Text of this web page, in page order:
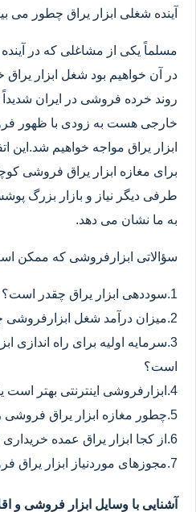
آینده شغلی ابزار یراق چطور می
مسلماً یکی از مشاغلی که در
در آن خواهیم بود شغل ابزار یراق
روند خرده فروشی در ایران شدیداً
خارجی هست به زودی با ظهور
ابزار یراق مواجه خواهیم شد.این
برای مغازه ابزار یراق فروشی
طرفی دیگر نیاز و بازار بزرگ
به ما نشان می دهد.
سؤالاتی ابزارفروشی که ممکن
1.سوددهی ابزار یراق چقدر است؟
2.میزان درآمد شغل ابزارفروشی چقدر است؟
3.سرمایه اولیه برای راه اندازی
است؟
4.ابزارفروشی اینترنتی بهتر است یا مغازه ابزار یراق؟
5.چطور مغازه ابزار یراق فروشی راه اندازی کنیم؟
6.از کجا ابزار یراق عمده خریداری کنیم؟
7.مجوزهای موردنیاز ابزار یراق فروشی چیست؟
آشنایی با وسایل ابزار فروشی و